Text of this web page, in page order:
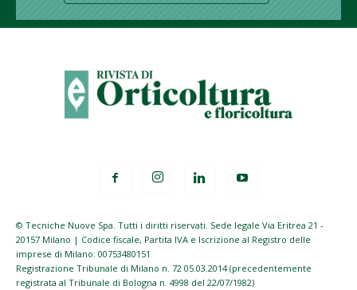
© Tecniche Nuove Spa. Tutti i diritti riservati. Sede legale Via Eritrea 21 -
20157 Milano | Codice fiscale, Partita IVA e Iscrizione al Registro delle
imprese di Milano: 00753480151
Registrazione Tribunale di Milano n. 72 05.03.2014 (precedentemente
registrata al Tribunale di Bologna n. 4998 del 22/07/1982)